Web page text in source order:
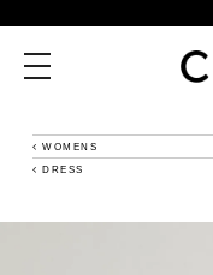
新規会
夏季休業
ニュース
toggle
navigation
WOMENS
DRESS